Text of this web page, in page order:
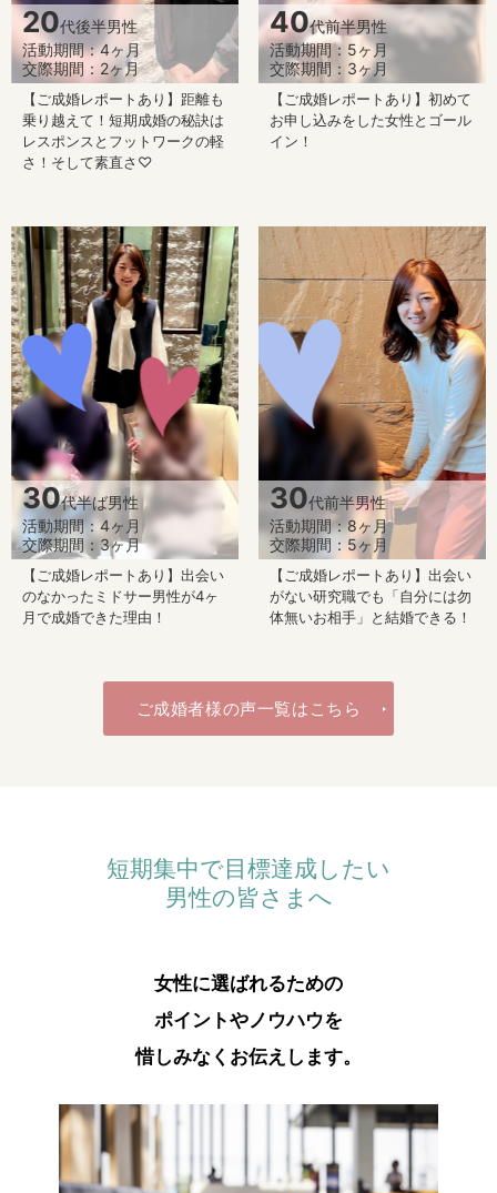
20代後半男性
活動期間：4ヶ月
交際期間：2ヶ月
【ご成婚レポートあり】距離も
乗り越えて！短期成婚の秘訣は
レスポンスとフットワークの軽
さ！そして素直さ♡
40代前半男性
活動期間：5ヶ月
交際期間：3ヶ月
【ご成婚レポートあり】初めて
お申し込みをした女性とゴール
イン！
30代半ば男性
活動期間：4ヶ月
交際期間：3ヶ月
【ご成婚レポートあり】出会い
のなかったミドサー男性が4ヶ
月で成婚できた理由！
30代前半男性
活動期間：8ヶ月
交際期間：5ヶ月
【ご成婚レポートあり】出会い
がない研究職でも「自分には勿
体無いお相手」と結婚できる！
ご成婚者様の声一覧はこちら
短期集中で目標達成したい
男性の皆さまへ
女性に選ばれるための
ポイントやノウハウを
惜しみなくお伝えします。